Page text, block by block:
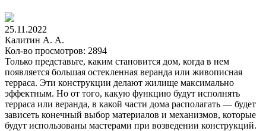
25.11.2022
Калитин А. А.
Кол-во просмотров: 2894
Только представьте, каким становится дом, когда в нем
появляется большая остекленная веранда или живописная
терраса. Эти конструкции делают жилище максимально
эффектным. Но от того, какую функцию будут исполнять
терраса или веранда, в какой части дома располагать — будет
зависеть конечный выбор материалов и механизмов, которые
будут использованы мастерами при возведении конструкций.